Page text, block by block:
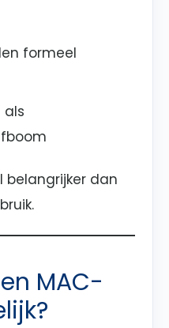
formeel
als
belangrijker dan
MAC-